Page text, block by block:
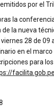
por el
la
la nueva
28 de 09
en el marco
para los